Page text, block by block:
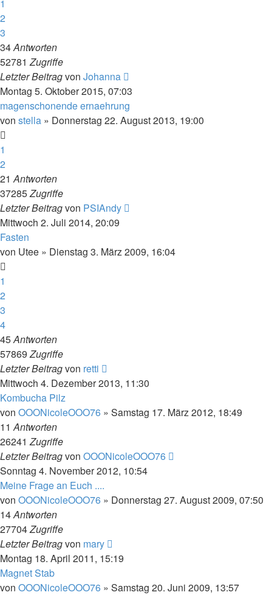
1
2
3
34Antworten
52781Zugriffe
Letzter Beitragvon Johanna
Montag 5. Oktober 2015, 07:03
magenschonende ernaehrung
von stella » Donnerstag 22. August 2013, 19:00
1
2
21Antworten
37285Zugriffe
Letzter Beitragvon PSIAndy
Mittwoch 2. Juli 2014, 20:09
Fasten
von Utee » Dienstag 3. März 2009, 16:04
1
2
3
4
45Antworten
57869Zugriffe
Letzter Beitragvon retti
Mittwoch 4. Dezember 2013, 11:30
Kombucha Pilz
von OOONicoleOOO76 » Samstag 17. März 2012, 18:49
11Antworten
26241Zugriffe
Letzter Beitragvon OOONicoleOOO76
Sonntag 4. November 2012, 10:54
Meine Frage an Euch ....
von OOONicoleOOO76 » Donnerstag 27. August 2009, 07:50
14Antworten
27704Zugriffe
Letzter Beitragvon mary
Montag 18. April 2011, 15:19
Magnet Stab
von OOONicoleOOO76 » Samstag 20. Juni 2009, 13:57